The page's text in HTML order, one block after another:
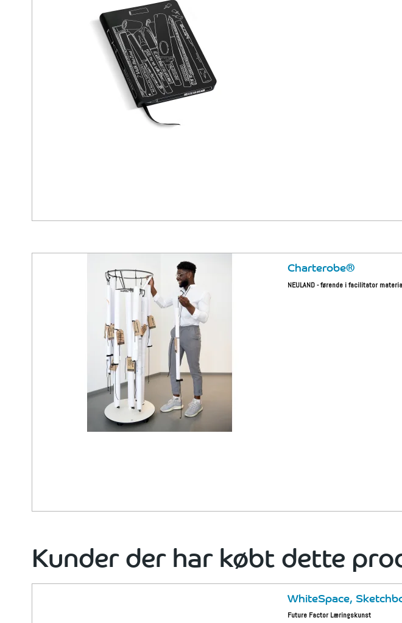
Charterobe®
NEULAND - førende i facilitator
Kunder der har købt dette
WhiteSpace,
Future Factor Læringskunst